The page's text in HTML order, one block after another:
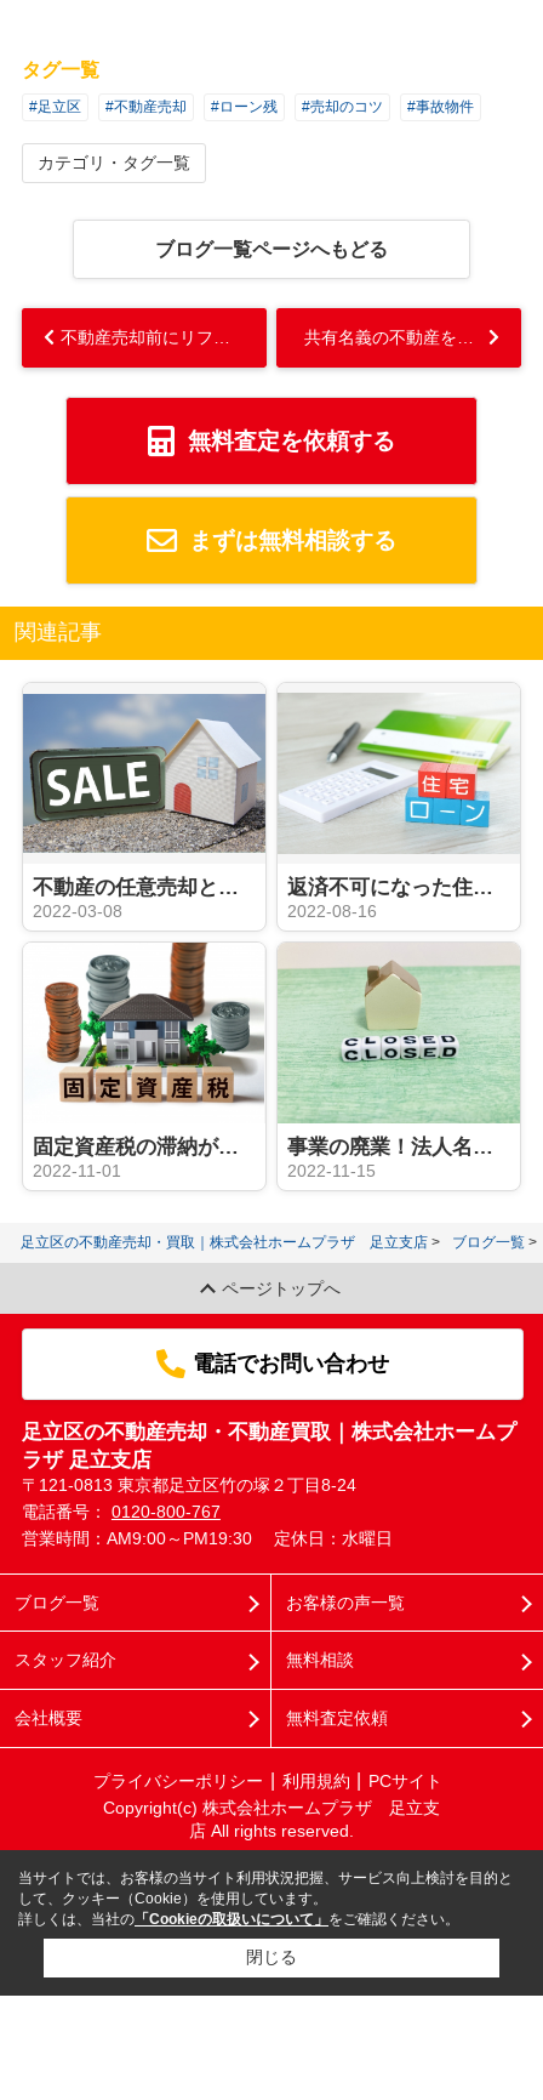
タグ一覧
#足立区 #不動産売却 #ローン残 #売却のコツ #事故物件
カテゴリ・タグ一覧
ブログ一覧ページへもどる
無料査定を依頼する
まずは無料相談する
関連記事
不動産の任意売却とは？メリット・デメリットと売却の流れを解説します！
2022-03-08
返済不可になった住宅ローンの対処法！競売までの流れや任意売却もご紹介！
2022-08-16
固定資産税の滞納がある家は売却できる？その条件と方法を解説
2022-11-01
事業の廃業！法人名義の不動産売却をおこなう方法と流れとは？
2022-11-15
足立区の不動産売却・買取｜株式会社ホームプラザ 足立支店 ブログ一覧
ページトップへ
電話でお問い合わせ
足立区の不動産売却・不動産買取｜株式会社ホームプ
ラザ 足立支店
〒121-0813 東京都足立区竹の塚２丁目8-24
電話番号： 0120-800-767
営業時間：AM9:00～PM19:30
定休日：水曜日
ブログ一覧
スタッフ紹介
会社概要
お客様の声一覧
無料相談
無料査定依頼
プライバシーポリシー 利用規約
PCサイト
Copyright(c) 株式会社ホームプラザ 足立支
店 All rights reserved.
当サイトでは、お客様の当サイト利用状況把握、サービス向上検討を目的と
して、クッキー（Cookie）を使用しています。
詳しくは、当社の 「Cookieの取扱いについて」 をご確認ください。
閉じる